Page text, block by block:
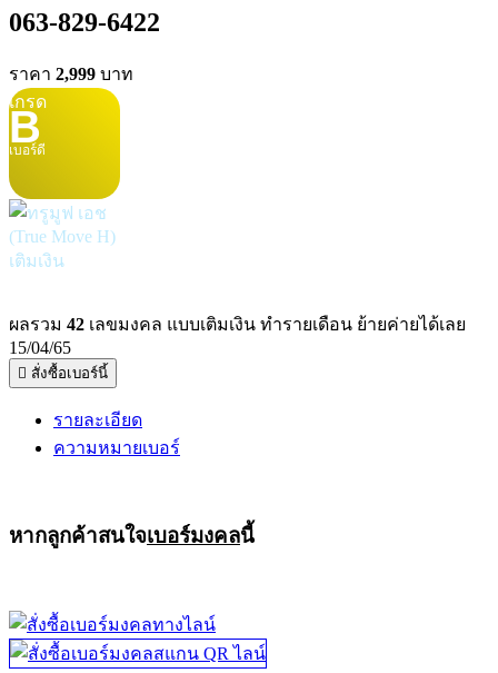
063-829-6422
ราคา 2,999 บาท
เกรด
B
เบอร์ดี
เติมเงิน
ผลรวม 42 เลขมงคล แบบเติมเงิน ทำรายเดือน ย้ายค่ายได้เลย
15/04/65
สั่งซื้อเบอร์นี้
รายละเอียด
ความหมายเบอร์
หากลูกค้าสนใจเบอร์มงคลนี้